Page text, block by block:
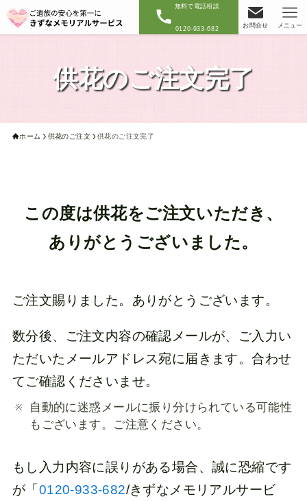
無料で電話相談
0120-933-682 お問合せ メニュー
供花のご注文完了
ホーム 供花のご注文 供花のご注文完了
この度は供花をご注文いただき、
ありがとうございました。
ご注文賜りました。ありがとうございます。
数分後、ご注文内容の確認メールが、ご入力い
ただいたメールアドレス宛に届きます。合わせ
てご確認くださいませ。
自動的に迷惑メールに振り分けられている可能性
もございます。ご注意ください。
もし入力内容に誤りがある場合、誠に恐縮です
が「 0120-933-682/きずなメモリアルサービ